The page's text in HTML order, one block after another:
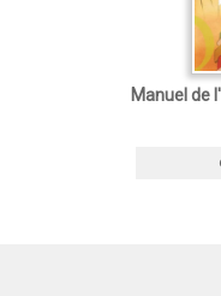
Manuel de